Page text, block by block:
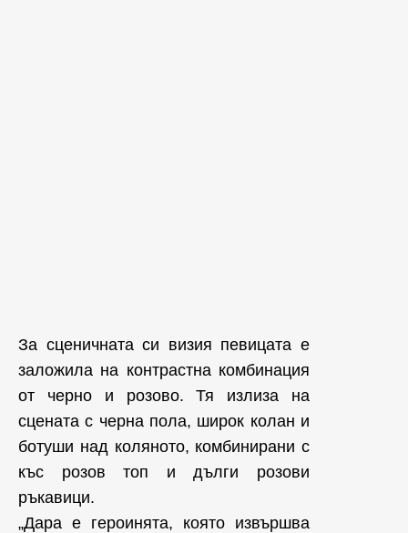
За сценичната си визия певицата е
заложила на контрастна комбинация
от черно и розово. Тя излиза на
сцената с черна пола, широк колан и
ботуши над коляното, комбинирани с
къс розов топ и дълги розови
ръкавици.
„Дара е героинята, която извършва